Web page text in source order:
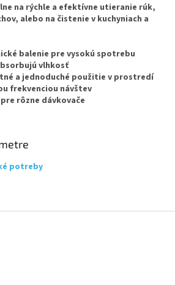
na rýchle a efektívne utieranie rúk,
alebo na čistenie v kuchyniach a
balenie pre vysokú spotrebu
vlhkosť
a jednoduché použitie v prostredí
frekvenciou návštev
rôzne dávkovače
potreby